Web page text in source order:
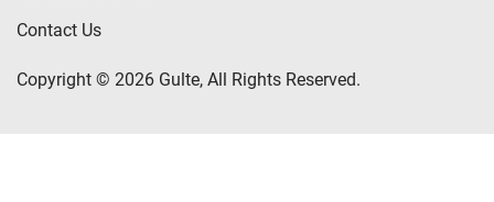
Contact Us
Copyright © 2026 Gulte, All Rights Reserved.